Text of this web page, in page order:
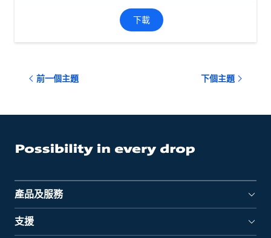
下載
前一個主題 下個主題
產品及服務
支援